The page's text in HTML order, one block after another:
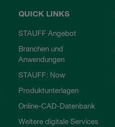
QUICK LINKS
STAUFF Angebot
Branchen und
Anwendungen
STAUFF: Now
Produktunterlagen
Online-CAD-Datenbank
Weitere digitale Services